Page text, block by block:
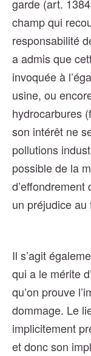
garde (art.
champ qui
responsabilité
a admis que
invoquée à
usine, ou
hydrocarbures
son intérêt ne
pollutions
possible de la
d’effondrement
un préjudice
Il s’agit
qui a le mérite
qu’on prouve
dommage. Le
implicitement
et donc son